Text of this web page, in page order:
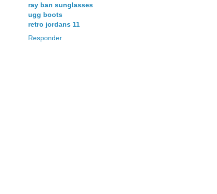
ray ban sunglasses
ugg boots
retro jordans 11
Responder